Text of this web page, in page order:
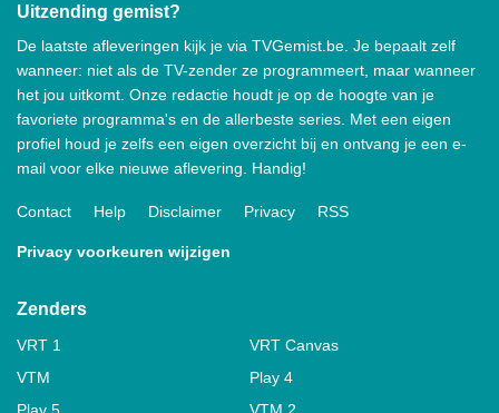
Uitzending gemist?
De laatste afleveringen kijk je via TVGemist.be. Je bepaalt zelf
wanneer: niet als de TV-zender ze programmeert, maar wanneer
het jou uitkomt. Onze redactie houdt je op de hoogte van je
favoriete programma's en de allerbeste series. Met een eigen
profiel houd je zelfs een eigen overzicht bij en ontvang je een e-
mail voor elke nieuwe aflevering. Handig!
Contact Help Disclaimer Privacy RSS
Privacy voorkeuren wijzigen
Zenders
VRT 1
VRT Canvas
VTM
Play 4